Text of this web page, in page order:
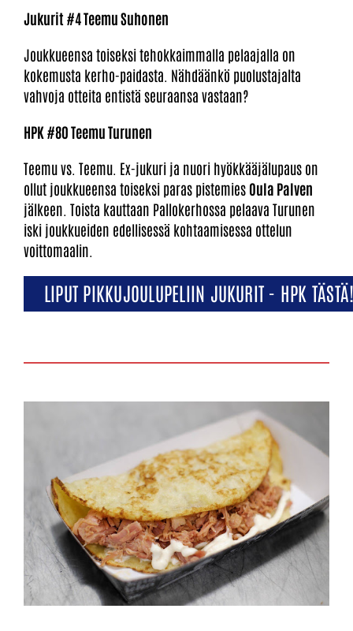
Jukurit #4 Teemu Suhonen
Joukkueensa toiseksi tehokkaimmalla pelaajalla on
kokemusta kerho-paidasta. Nähdäänkö puolustajalta
vahvoja otteita entistä seuraansa vastaan?
HPK #80 Teemu Turunen
Teemu vs. Teemu. Ex-jukuri ja nuori hyökkääjälupaus on
ollut joukkueensa toiseksi paras pistemies Oula Palven
jälkeen. Toista kauttaan Pallokerhossa pelaava Turunen
iski joukkueiden edellisessä kohtaamisessa ottelun
voittomaalin.
LIPUT PIKKUJOULUPELIIN JUKURIT - HPK